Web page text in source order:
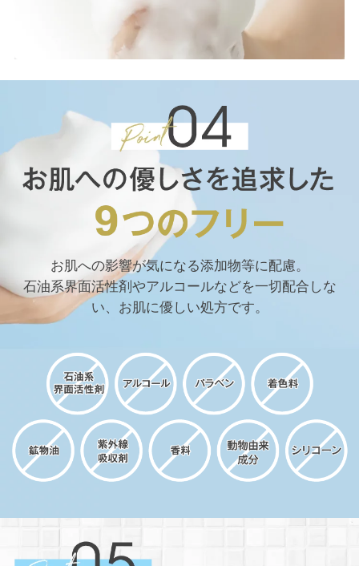
お肌への影響が気になる添加物等に配慮。
石油系界面活性剤やアルコールなどを一切配合しな
い、お肌に優しい処方です。